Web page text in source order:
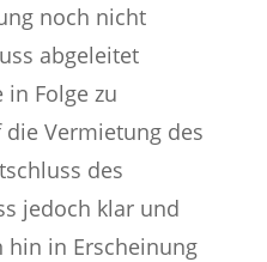
noch nicht
abgeleitet
in Folge zu
Vermietung des
des
jedoch klar und
hin in Erscheinung